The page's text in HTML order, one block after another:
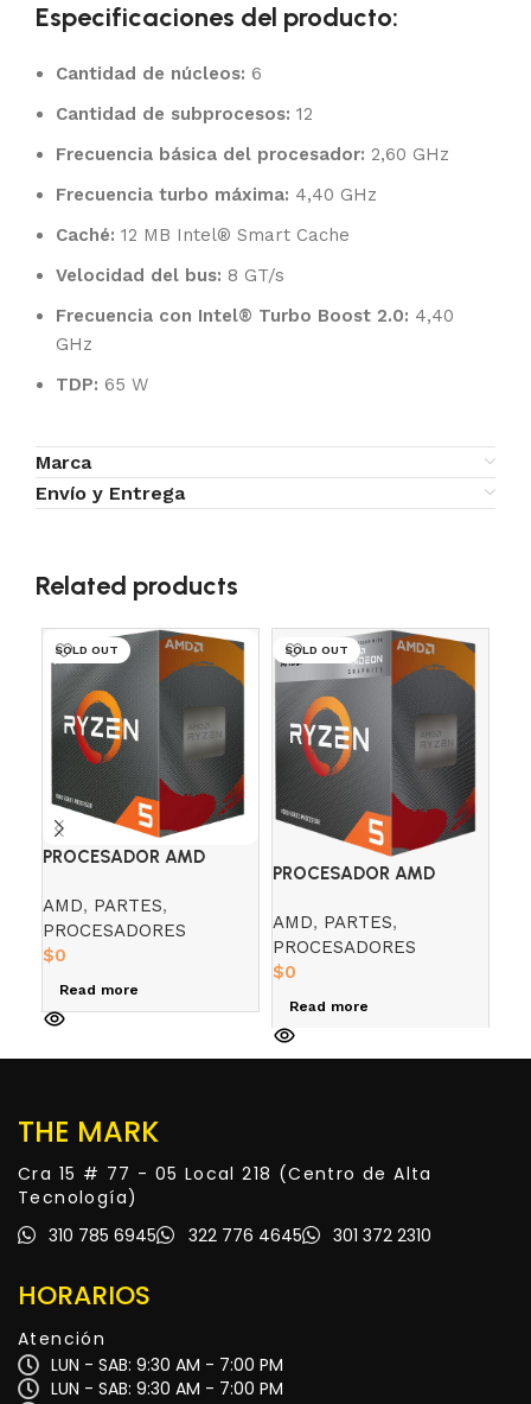
Especificaciones del producto:
Cantidad de núcleos: 6
Cantidad de subprocesos: 12
Frecuencia básica del procesador: 2,60 GHz
Frecuencia turbo máxima: 4,40 GHz
Caché: 12 MB Intel® Smart Cache
Velocidad del bus: 8 GT/s
Frecuencia con Intel® Turbo Boost 2.0: 4,40
GHz
TDP: 65 W
Marca
Envío y Entrega
Related products
SOLD OUT
PROCESADOR AMD
AMD, PARTES,
PROCESADORES
$0
Read more
SOLD OUT
PROCESADOR AMD
RADEON 7
AMD, PARTES,
PROCESADORES
$0
Read more
THE MARK
Cra 15 # 77 - 05 Local 218 (Centro de Alta
Tecnología)
310 785 6945
322 776 4645 301 372 2310
HORARIOS
Atención
LUN - SAB: 9:30 AM - 7:00 PM
LUN - SAB: 9:30 AM - 7:00 PM